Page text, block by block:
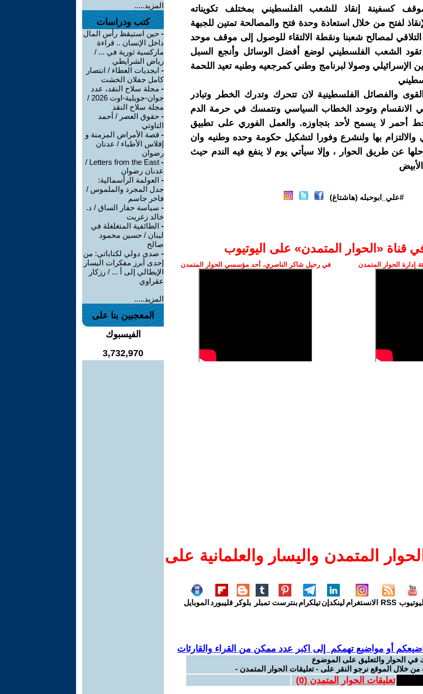
كسفینة إنقاذ للشعب الفلسطيني بمختلف تكویناته
لفتح من خلال استعادة وحدة فتح والمصالحة تمتين للجبهة
لمصالح شعبنا ونقطة الالتقاء للوصول إلى موقف موحد
تقود الشعب الفلسطيني لوضع أفضل الوسائل وأنجع السبل
الإسرائیلي وصولا لبرنامج وطني كمرجعيه وطنيه تعيد اللحمة
والفصائل الفلسطينية لان تتحرك وتدرك الخطر وتبادر
الانقسام وتوحد الخطاب السياسي ونتمسك في حرمة الدم
أحمر لا یسمح لأحد بتجاوزه. والعمل الفوري على تطبیق
والالتزام بها ولنشرع وفورا لتشكيل حكومة وحده وطنيه وان
عن طریق الحوار ، وإلا سيأتي يوم لا ينفع فيه الندم حيث
#علي_ابوحبله (هاشتاغ)
قناة ‫«الحوار المتمدن» على اليوتيوب
الحوار المتمدن في رحيل شاكر الناصري، أحد مؤسسي الحوار المتمدن
المتمدن واليسار والعلمانية على
اليوتيوب RSS الانستغرام لينكدإنتيلكرامبنترست تمبلر بلوكر فليبورد الموبايل
أو مواضيع تهمكم إلى اكبر عدد ممكن من القراء والقارئات
في الحوار والتعليق على الموضوع
من خلال الموقع نرجو النقر على - تعليقات الحوار المتمدن -
تعليقات الحوار المتمدن (0
)
المزيد.....
كتب ودراسات
- حين استيقظ رأس المال
داخل الإنسان .. قراءة
ماركسية ثورية في ... /
رياض الشرايطي
- ابجديات العطاء / انتصار
كامل جفلان الخشت
- مجلة سلاح النقد، عدد
جوان-جويلية-اوت 2026 /
مجلة سلاح النقد
- حقوق العصر / أحمد
التاوتي
- قصة الأمراض المزمنة و
إفلاس الأطباء / عدنان
رضوان
-
Letters from the East /
عدنان رضوان
- العولمة الرأسمالية:
جدل المجرد والملموس /
فاخر جاسم
- سياسة حفار الساق / د.
خالد زغريت
- الطائفية المتغلغلة في
لبنان / حسين محمود
صالح
- صدى دولي لكتاباتي: من
إحدى أبرز مفكرات اليسار
الإيطالي إلى أ ... / رزكار
عقراوي
المزيد.....
المعجبين بنا على
الفيسبوك
3,732,970